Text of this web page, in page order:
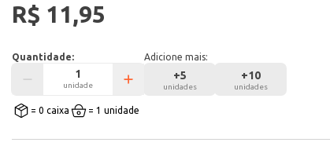
R$ 11,95
Quantidade:
unidade
Adicione mais:
+5
unidades
+10
unidades
= 0 caixa = 1 unidade